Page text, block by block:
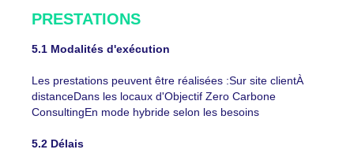
PRESTATIONS
5.1 Modalités d'exécution
Les prestations peuvent être réalisées :Sur site clientÀ
distanceDans les locaux d'Objectif Zero Carbone
ConsultingEn mode hybride selon les besoins
5.2 Délais